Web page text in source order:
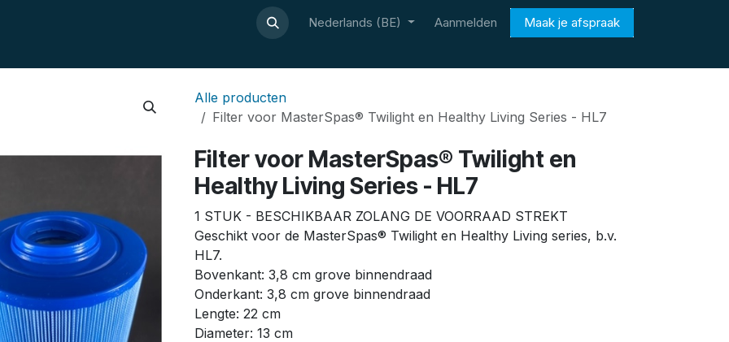
Contact Nederlands (BE) Aanmelden Maak je afspraak
Alle producten
Filter voor MasterSpas® Twilight en Healthy Living Series - HL7
Filter voor MasterSpas® Twilight en
Healthy Living Series - HL7
1 STUK - BESCHIKBAAR ZOLANG DE VOORRAAD STREKT
Geschikt voor de MasterSpas® Twilight en Healthy Living series, b.v.
HL7.
Bovenkant: 3,8 cm grove binnendraad
Onderkant: 3,8 cm grove binnendraad
Lengte: 22 cm
Diameter: 13 cm